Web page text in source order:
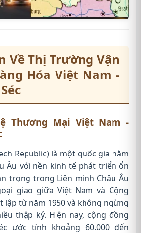
Về Thị Trường Vận
Hóa Việt Nam -
Thương Mại Việt Nam -
Republic) là một quốc gia nằm
Âu với nền kinh tế phát triển ổn
trọng trong Liên minh Châu Âu
giao giữa Việt Nam và Cộng
lập từ năm 1950 và không ngừng
thập kỷ. Hiện nay, cộng đồng
ước tính khoảng 60.000 đến